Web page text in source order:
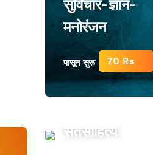
सुविचार-ज्ञान-
मनोरंजन
पासून सुरू 70 Rs
संतसाहित्य